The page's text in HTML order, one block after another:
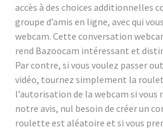
accès à des choices additionnelles
groupe d’amis en ligne, avec qui
webcam. Cette conversation
rend Bazoocam intéressant et
Par contre, si vous voulez passer
vidéo, tournez simplement la
l’autorisation de la webcam si vous
notre avis, nul besoin de créer un
roulette est aléatoire et si vous